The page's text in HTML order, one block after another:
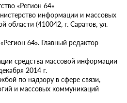
«Регион 64»
информации и массовых
области (410042, г. Саратов, ул.
64». Главный редактор
средства массовой информации
2014 г.
по надзору в сфере связи,
и массовых коммуникаций